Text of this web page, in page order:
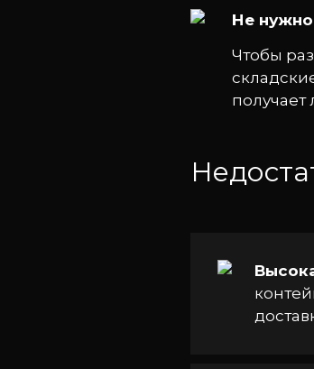
Не
Чтобы